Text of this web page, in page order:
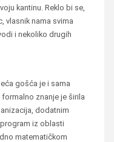
kantinu. Reklo bi se,
vlasnik nama svima
i nekoliko drugih
gošća je i sama
znanje je širila
dodatnim
iz oblasti
matematičkom